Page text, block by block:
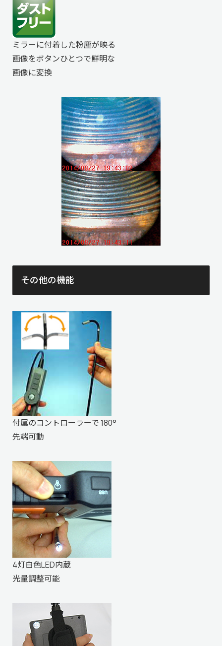
ミラーに付着した粉塵が映る
画像をボタンひとつで鮮明な
画像に変換
その他の機能
付属のコントローラーで 180°
先端可動
4灯白色LED内蔵
光量調整可能